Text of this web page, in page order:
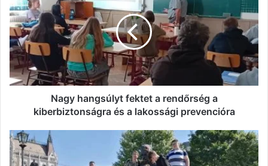
fektet
a
rendőrség
a
kiberbiztonságra
és
a
prevencióra
Nagy hangsúlyt fektet a rendőrség a
kiberbiztonságra és a lakossági prevencióra
A
Magyarság
Házában